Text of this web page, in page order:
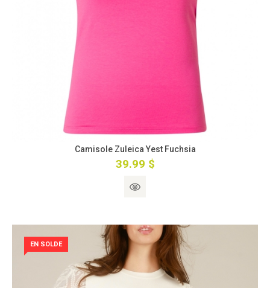
Camisole Zuleica Yest Fuchsia
39.99 $
EN SOLDE